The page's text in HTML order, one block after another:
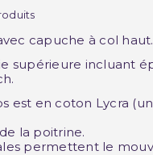
capuche à col
supérieure incluant
est en coton Lycra
la poitrine.
permettent le